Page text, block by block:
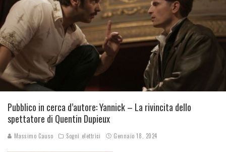
Pubblico in cerca d’autore: Yannick – La rivincita dello
spettatore di Quentin Dupieux
Massimo Causo Sogni elettrici Gennaio 18, 2024